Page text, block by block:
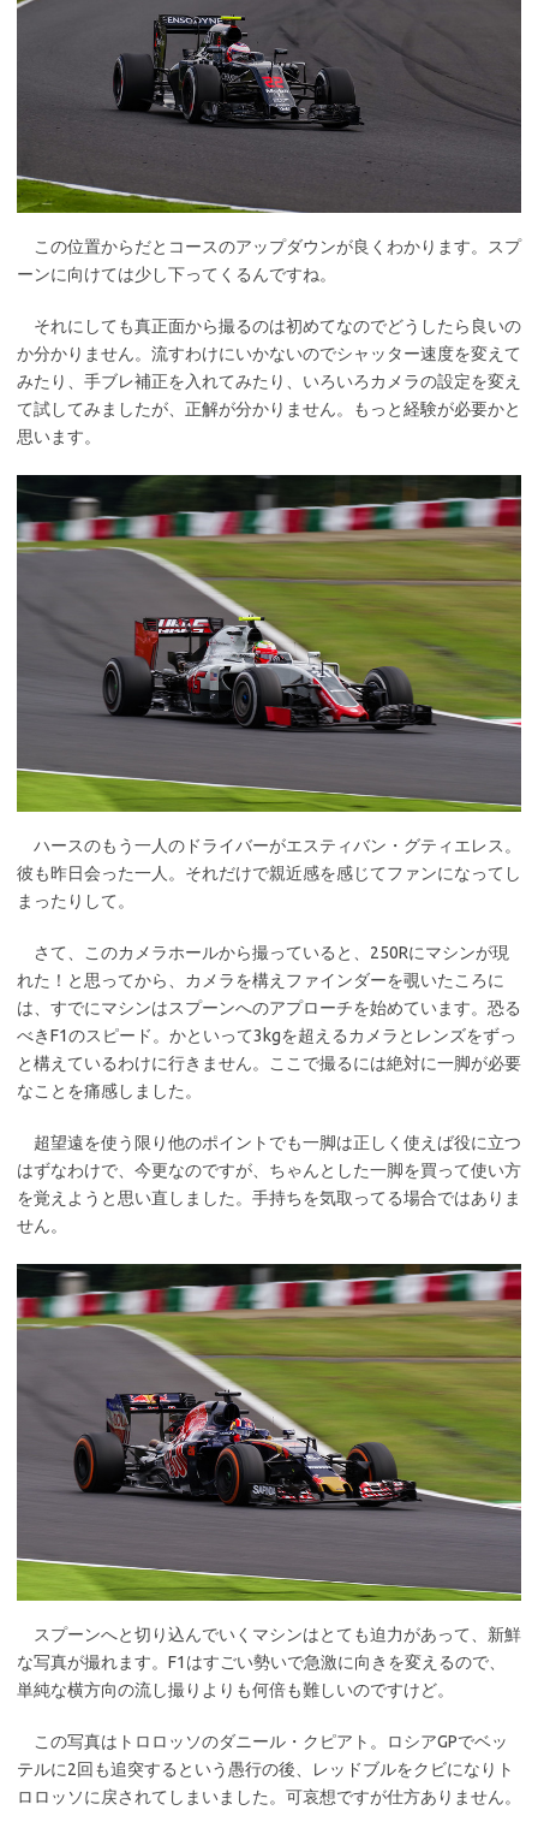
この位置からだとコースのアップダウンが良くわかります。スプ
ーンに向けては少し下ってくるんですね。
それにしても真正面から撮るのは初めてなのでどうしたら良いの
か分かりません。流すわけにいかないのでシャッター速度を変えて
みたり、手ブレ補正を入れてみたり、いろいろカメラの設定を変え
て試してみましたが、正解が分かりません。もっと経験が必要かと
思います。
ハースのもう一人のドライバーがエスティバン・グティエレス。
彼も昨日会った一人。それだけで親近感を感じてファンになってし
まったりして。
さて、このカメラホールから撮っていると、250Rにマシンが現
れた！と思ってから、カメラを構えファインダーを覗いたころに
は、すでにマシンはスプーンへのアプローチを始めています。恐る
べきF1のスピード。かといって3kgを超えるカメラとレンズをずっ
と構えているわけに行きません。ここで撮るには絶対に一脚が必要
なことを痛感しました。
超望遠を使う限り他のポイントでも一脚は正しく使えば役に立つ
はずなわけで、今更なのですが、ちゃんとした一脚を買って使い方
を覚えようと思い直しました。手持ちを気取ってる場合ではありま
せん。
スプーンへと切り込んでいくマシンはとても迫力があって、新鮮
な写真が撮れます。F1はすごい勢いで急激に向きを変えるので、
単純な横方向の流し撮りよりも何倍も難しいのですけど。
この写真はトロロッソのダニール・クピアト。ロシアGPでベッ
テルに2回も追突するという愚行の後、レッドブルをクビになりト
ロロッソに戻されてしまいました。可哀想ですが仕方ありません。